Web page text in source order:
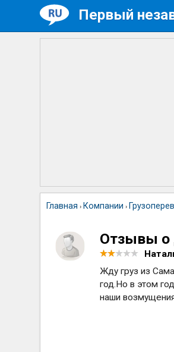
Первый
Главная › Компании ›
Отзывы о
Жду груз из
год.Но в этом
наши